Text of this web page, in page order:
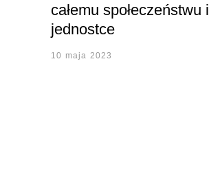
całemu społeczeństwu i
jednostce
10 maja 2023